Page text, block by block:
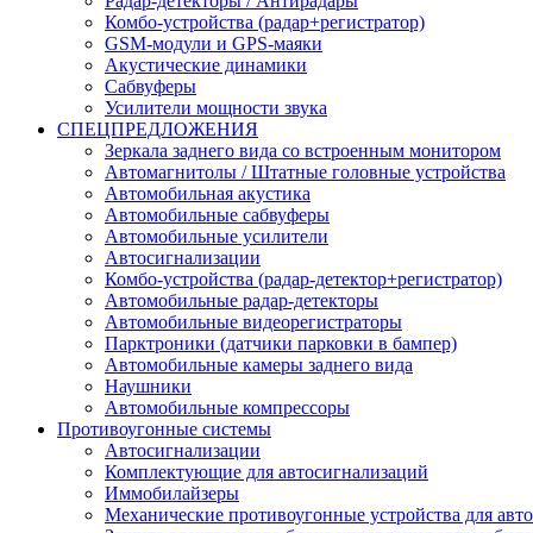
Комбо-устройства (радар+регистратор)
GSM-модули и GPS-маяки
Акустические динамики
Сабвуферы
Усилители мощности звука
СПЕЦПРЕДЛОЖЕНИЯ
Зеркала заднего вида со встроенным монитором
Автомагнитолы / Штатные головные устройства
Автомобильная акустика
Автомобильные сабвуферы
Автомобильные усилители
Автосигнализации
Комбо-устройства (радар-детектор+регистратор)
Автомобильные радар-детекторы
Автомобильные видеорегистраторы
Парктроники (датчики парковки в бампер)
Автомобильные камеры заднего вида
Наушники
Автомобильные компрессоры
Противоугонные системы
Автосигнализации
Комплектующие для автосигнализаций
Иммобилайзеры
Механические противоугонные устройства для